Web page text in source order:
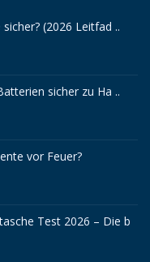
(2026 Leitfad ..
sicher zu Ha ..
vor Feuer?
Test 2026 – Die b